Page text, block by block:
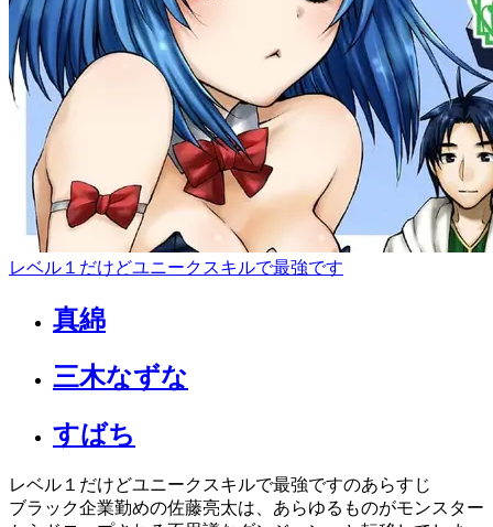
レベル１だけどユニークスキルで最強です
真綿
三木なずな
すばち
レベル１だけどユニークスキルで最強ですのあらすじ
ブラック企業勤めの佐藤亮太は、あらゆるものがモンスター